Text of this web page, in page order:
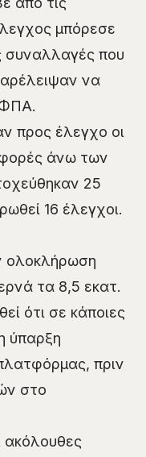
μπόρεσε
συναλλαγές που
να
ΦΠΑ.
προς έλεγχο οι
άνω των
25
16 έλεγχοι.
ολοκλήρωση
τα 8,5 εκατ.
ότι σε κάποιες
ύπαρξη
πριν
στο
ακόλουθες